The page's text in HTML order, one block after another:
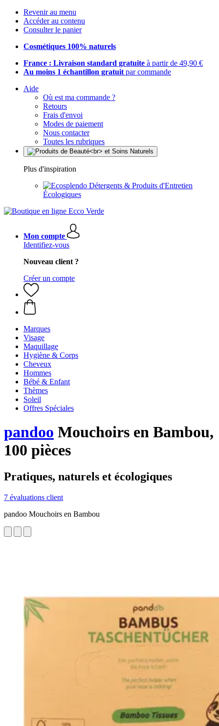
Revenir au menu
Accéder au contenu
Consulter le panier
Cosmétiques 100% naturels
France : Livraison standard gratuite à partir de 49,90 €
Au moins 1 échantillon gratuit par commande
Aide
Où est ma commande ?
Retours
Frais d'envoi
Modes de paiement
Nous contacter
Toutes les rubriques
Plus d'inspiration
Détergents & Produits d'Entretien
Écologiques
Mon compte
Identifiez-vous
Nouveau client ?
Créer un compte
Marques
Visage
Maquillage
Hygiène & Corps
Cheveux
Hommes
Bébé & Enfant
Thèmes
Soleil
Offres Spéciales
pandoo Mouchoirs en Bambou,
100 pièces
Pratiques, naturels et écologiques
7 évaluations client
pandoo Mouchoirs en Bambou